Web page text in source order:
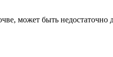
может быть недостаточно